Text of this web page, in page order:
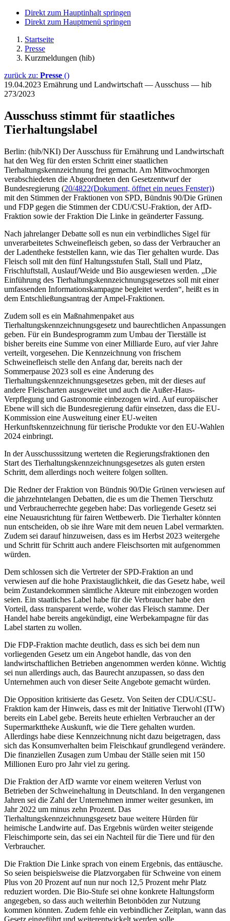
Direkt zum Hauptinhalt springen
Direkt zum Hauptmenü springen
Startseite
Presse
Kurzmeldungen (hib)
zurück zu: Presse ()
19.04.2023 Ernährung und Landwirtschaft — Ausschuss — hib
273/2023
Ausschuss stimmt für staatliches
Tierhaltungslabel
Berlin: (hib/NKI) Der Ausschuss für Ernährung und Landwirtschaft
hat den Weg für den ersten Schritt einer staatlichen
Tierhaltungskennzeichnung frei gemacht. Am Mittwochmorgen
verabschiedeten die Abgeordneten den Gesetzentwurf der
Bundesregierung (20/4822(Dokument, öffnet ein neues Fenster))
mit den Stimmen der Fraktionen von SPD, Bündnis 90/Die Grünen
und FDP gegen die Stimmen der CDU/CSU-Fraktion, der AfD-
Fraktion sowie der Fraktion Die Linke in geänderter Fassung.
Nach jahrelanger Debatte soll es nun ein verbindliches Sigel für
unverarbeitetes Schweinefleisch geben, so dass der Verbraucher an
der Ladentheke feststellen kann, wie das Tier gehalten wurde. Das
Fleisch soll mit den fünf Haltungsstufen Stall, Stall und Platz,
Frischluftstall, Auslauf/Weide und Bio ausgewiesen werden. „Die
Einführung des Tierhaltungskennzeichnungsgesetzes soll mit einer
umfassenden Informationskampagne begleitet werden“, heißt es in
dem Entschließungsantrag der Ampel-Fraktionen.
Zudem soll es ein Maßnahmenpaket aus
Tierhaltungskennzeichnungsgesetz und baurechtlichen Anpassungen
geben. Für ein Bundesprogramm zum Umbau der Tierställe ist
bisher bereits eine Summe von einer Milliarde Euro, auf vier Jahre
verteilt, vorgesehen. Die Kennzeichnung von frischem
Schweinefleisch stelle den Anfang dar, bereits nach der
Sommerpause 2023 soll es eine Änderung des
Tierhaltungskennzeichnungsgesetzes geben, mit der dieses auf
andere Fleischarten ausgeweitet und auch die Außer-Haus-
Verpflegung und Gastronomie einbezogen wird. Auf europäischer
Ebene will sich die Bundesregierung dafür einsetzen, dass die EU-
Kommission eine Ausweitung einer EU-weiten
Herkunftskennzeichnung für tierische Produkte vor den EU-Wahlen
2024 einbringt.
In der Ausschusssitzung werteten die Regierungsfraktionen den
Start des Tierhaltungskennzeichnungsgesetzes als guten ersten
Schritt, dem allerdings noch weitere folgen sollten.
Die Redner der Fraktion von Bündnis 90/Die Grünen verwiesen auf
die jahrzehntelangen Debatten, die es um die Themen Tierschutz
und Verbraucherrechte gegeben habe: Das vorliegende Gesetz sei
eine Neuausrichtung für fairen Wettbewerb. Die Tierhalter könnten
nun entscheiden, ob sie ihre Ware mit dem neuen Label vermarkten.
Zudem sei darauf hinzuweisen, dass es im Herbst 2023 weitergehe
und Schritt für Schritt auch andere Fleischsorten mit aufgenommen
würden.
Dem schlossen sich die Vertreter der SPD-Fraktion an und
verwiesen auf die hohe Praxistauglichkeit, die das Gesetz habe, weil
beim Zustandekommen sämtliche Akteure mit einbezogen worden
seien. Ein staatliches Label habe für die Verbraucher habe den
Vorteil, dass transparent werde, woher das Fleisch stamme. Der
Handel habe bereits angekündigt, eine Werbekampagne für das
Label starten zu wollen.
Die FDP-Fraktion machte deutlich, dass es sich bei dem nun
vorliegenden Gesetz um ein Angebot handle, das von den
landwirtschaftlichen Betrieben angenommen werden könne. Wichtig
sei nun allerdings auch, das Baurecht anzupassen, so dass den
Unternehmen auch von dieser Seite Angebote gemacht würden.
Die Opposition kritisierte das Gesetz. Von Seiten der CDU/CSU-
Fraktion kam der Hinweis, dass es mit der Initiative Tierwohl (ITW)
bereits ein Label gebe. Bereits heute erhielten Verbraucher an der
Supermarkttheke Auskunft, wie die Tiere gehalten wurden.
Allerdings habe diese Kennzeichnung nicht dazu beigetragen, dass
sich das Konsumverhalten beim Fleischkauf grundlegend verändere.
Die finanziellen Zusagen zum Umbau der Ställe seien mit 150
Millionen Euro pro Jahr viel zu gering.
Die Fraktion der AfD warnte vor einem weiteren Verlust von
Betrieben der Schweinehaltung in Deutschland. In den vergangenen
Jahren sei die Zahl der Unternehmen immer weiter gesunken, im
Jahr 2022 um minus zehn Prozent. Das
Tierhaltungskennzeichnungsgesetz baue weitere Hürden für
heimische Landwirte auf. Das Ergebnis würden weiter steigende
Fleischimporte sein, das sei ein Nachteil für die Tiere und für den
Verbraucher.
Die Fraktion Die Linke sprach von einem Ergebnis, das enttäusche.
So seien beispielsweise die Platzvorgaben für Schweine von einem
Plus von 20 Prozent auf nun nur noch 12,5 Prozent mehr Platz
reduziert worden. Die Bio-Stufe sei ohne konkrete Haltungsform
angegeben, so dass auch weiterhin Betonböden zur Nutzung
kommen könnten. Zudem fehle ein verbindlicher Zeitplan, wann das
Gesetz eingeführt und weiterentwickelt werden solle.